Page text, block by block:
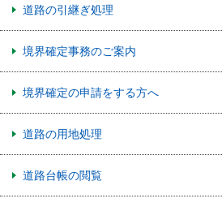
道路の引継ぎ処理
境界確定事務のご案内
境界確定の申請をする方へ
道路の用地処理
道路台帳の閲覧